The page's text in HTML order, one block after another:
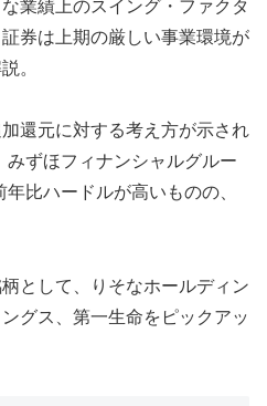
業績上のスイング・ファクタ
券は上期の厳しい事業環境が
。
還元に対する考え方が示され
みずほフィナンシャルグルー
比ハードルが高いものの、
として、りそなホールディン
グス、第一生命をピックアッ